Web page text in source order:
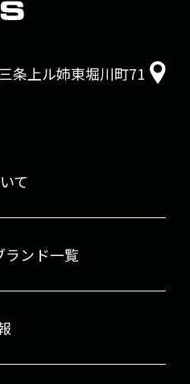
条上ル姉東堀川町71
て
ランド一覧